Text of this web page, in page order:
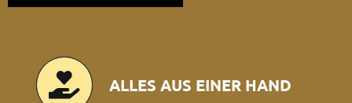
ALLES AUS EINER HAND